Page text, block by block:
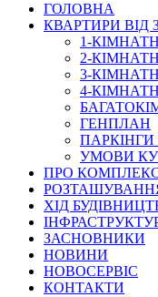
ГОЛОВНА
КВАРТИРИ ВІД
1-
2-
3-
4-
ГЕНПЛАН
УМОВИ
ПРО
ХІД
ЗАСНОВНИКИ
НОВИНИ
НОВОСЕРВІС
КОНТАКТИ